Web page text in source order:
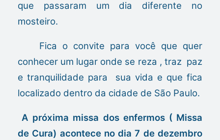
que passaram um dia diferente no
mosteiro.
Fica o convite para você que quer
conhecer um lugar onde se reza , traz paz
e tranquilidade para sua vida e que fica
localizado dentro da cidade de São Paulo.
A próxima missa dos enfermos ( Missa
de Cura) acontece no dia 7 de dezembro